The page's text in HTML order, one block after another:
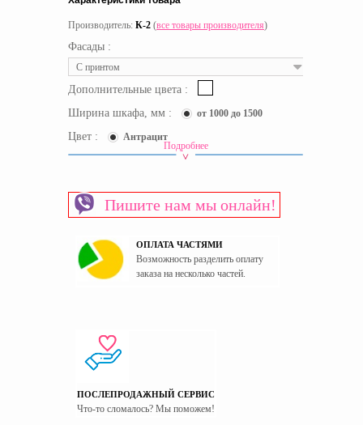
Производитель: К-2 (все товары производителя)
Фасады :
С принтом
Дополнительные цвета :
Ширина шкафа, мм :
от 1000 до 1500
Цвет : Антрацит
Материал изготовления каркаса ЛДСП
Пол Универсальный
Страна производитель Украина
Подробнее
Пишите нам мы онлайн!
ОПЛАТА ЧАСТЯМИ
Возможность разделить оплату
заказа на несколько частей.
ПОСЛЕПРОДАЖНЫЙ СЕРВИС
Что-то сломалось? Мы поможем!